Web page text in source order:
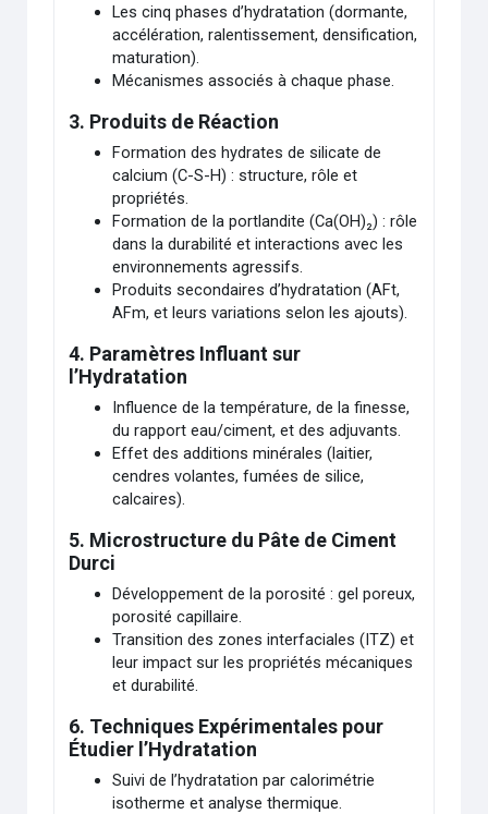
Les cinq phases d’hydratation (dormante,
accélération, ralentissement, densification,
maturation).
Mécanismes associés à chaque phase.
3. Produits de Réaction
Formation des hydrates de silicate de
calcium (C-S-H) : structure, rôle et
propriétés.
Formation de la portlandite (Ca(OH)₂) : rôle
dans la durabilité et interactions avec les
environnements agressifs.
Produits secondaires d’hydratation (AFt,
AFm, et leurs variations selon les ajouts).
4. Paramètres Influant sur
l’Hydratation
Influence de la température, de la finesse,
du rapport eau/ciment, et des adjuvants.
Effet des additions minérales (laitier,
cendres volantes, fumées de silice,
calcaires).
5. Microstructure du Pâte de Ciment
Durci
Développement de la porosité : gel poreux,
porosité capillaire.
Transition des zones interfaciales (ITZ) et
leur impact sur les propriétés mécaniques
et durabilité.
6. Techniques Expérimentales pour
Étudier l’Hydratation
Suivi de l’hydratation par calorimétrie
isotherme et analyse thermique.